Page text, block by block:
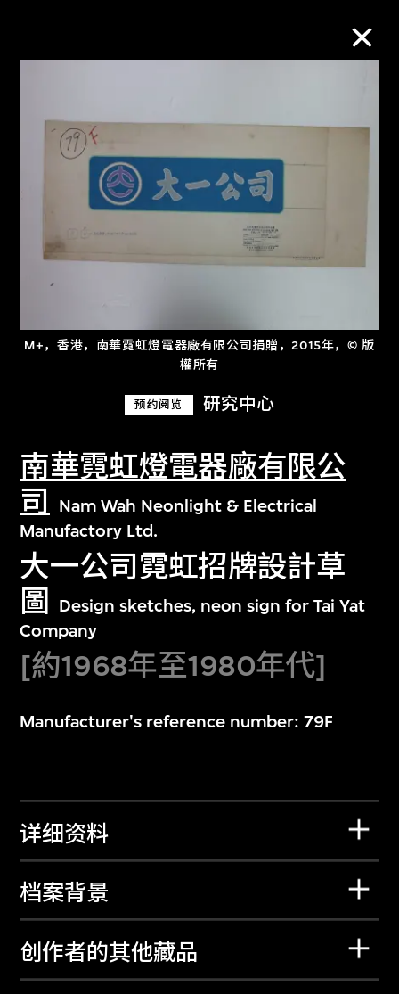
M+，香港，南華霓虹燈電器廠有限公司捐贈，2015年，© 版
權所有
预约阅览 研究中心
南華霓虹燈電器廠有限公
司
Nam Wah Neonlight & Electrical
Manufactory Ltd.
大一公司霓虹招牌設計草
圖
Design sketches, neon sign for Tai Yat
Company
[約1968年至1980年代]
Manufacturer's reference number: 79F
详细资料
档案背景
创作者的其他藏品
进一步筛选
关于M+藏品
探索世界顶级的二十及二十一世纪视觉